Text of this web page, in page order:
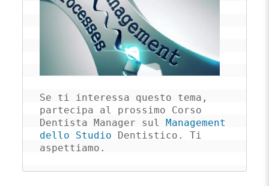
Se ti interessa questo tema,
partecipa al prossimo Corso
Dentista Manager sul Management
dello Studio Dentistico. Ti
aspettiamo.